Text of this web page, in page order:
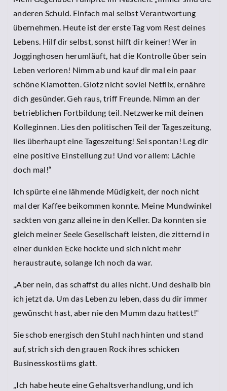
anderen Schuld. Einfach mal selbst Verantwortung
übernehmen. Heute ist der erste Tag vom Rest deines
Lebens. Hilf dir selbst, sonst hilft dir keiner! Wer in
Jogginghosen herumläuft, hat die Kontrolle über sein
Leben verloren! Nimm ab und kauf dir mal ein paar
schöne Klamotten. Glotz nicht soviel Netflix, ernähre
dich gesünder. Geh raus, triff Freunde. Nimm an der
betrieblichen Fortbildung teil. Netzwerke mit deinen
Kolleginnen. Lies den politischen Teil der Tageszeitung,
lies überhaupt eine Tageszeitung! Sei spontan! Leg dir
eine positive Einstellung zu! Und vor allem: Lächle
doch mal!“
Ich spürte eine lähmende Müdigkeit, der noch nicht
mal der Kaffee beikommen konnte. Meine Mundwinkel
sackten von ganz alleine in den Keller. Da konnten sie
gleich meiner Seele Gesellschaft leisten, die zitternd in
einer dunklen Ecke hockte und sich nicht mehr
heraustraute, solange Ich noch da war.
„Aber nein, das schaffst du alles nicht. Und deshalb bin
ich jetzt da. Um das Leben zu leben, dass du dir immer
gewünscht hast, aber nie den Mumm dazu hattest!“
Sie schob energisch den Stuhl nach hinten und stand
auf, strich sich den grauen Rock ihres schicken
Businesskostüms glatt.
„Ich habe heute eine Gehaltsverhandlung, und ich